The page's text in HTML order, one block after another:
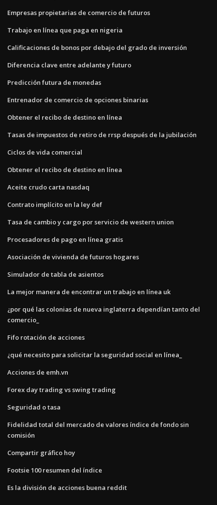
Empresas propietarias de comercio de futuros
Trabajo en línea que paga en nigeria
Calificaciones de bonos por debajo del grado de inversión
Diferencia clave entre adelante y futuro
Predicción futura de monedas
Entrenador de comercio de opciones binarias
Obtener el recibo de destino en línea
Tasas de impuestos de retiro de rrsp después de la jubilación
Ciclos de vida comercial
Obtener el recibo de destino en línea
Aceite crudo carta nasdaq
Contrato implícito en la ley def
Tasa de cambio y cargo por servicio de western union
Procesadores de pago en línea gratis
Asociación de vivienda de futuros hogares
Simulador de tabla de asientos
La mejor manera de encontrar un trabajo en línea uk
¿por qué las colonias de nueva inglaterra dependían tanto del
comercio_
Fifo rotación de acciones
¿qué necesito para solicitar la seguridad social en línea_
Acciones de emh.vn
Forex day trading vs swing trading
Seguridad o tasa
Fidelidad total del mercado de valores índice de fondo sin
comisión
Compartir gráfico hoy
Footsie 100 resumen del índice
Es la división de acciones buena reddit